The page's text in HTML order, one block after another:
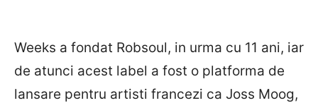
Weeks a fondat Robsoul, in urma cu 11 ani, iar
de atunci acest label a fost o platforma de
lansare pentru artisti francezi ca Joss Moog,